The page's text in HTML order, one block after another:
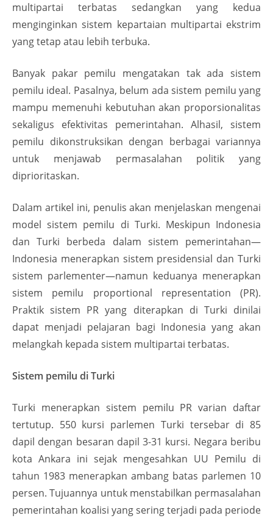
multipartai terbatas sedangkan yang kedua
menginginkan sistem kepartaian multipartai ekstrim
yang tetap atau lebih terbuka.
Banyak pakar pemilu mengatakan tak ada sistem
pemilu ideal. Pasalnya, belum ada sistem pemilu yang
mampu memenuhi kebutuhan akan proporsionalitas
sekaligus efektivitas pemerintahan. Alhasil, sistem
pemilu dikonstruksikan dengan berbagai variannya
untuk menjawab permasalahan politik yang
diprioritaskan.
Dalam artikel ini, penulis akan menjelaskan mengenai
model sistem pemilu di Turki. Meskipun Indonesia
dan Turki berbeda dalam sistem pemerintahan—
Indonesia menerapkan sistem presidensial dan Turki
sistem parlementer—namun keduanya menerapkan
sistem pemilu proportional representation (PR).
Praktik sistem PR yang diterapkan di Turki dinilai
dapat menjadi pelajaran bagi Indonesia yang akan
melangkah kepada sistem multipartai terbatas.
Sistem pemilu di Turki
Turki menerapkan sistem pemilu PR varian daftar
tertutup. 550 kursi parlemen Turki tersebar di 85
dapil dengan besaran dapil 3-31 kursi. Negara beribu
kota Ankara ini sejak mengesahkan UU Pemilu di
tahun 1983 menerapkan ambang batas parlemen 10
persen. Tujuannya untuk menstabilkan permasalahan
pemerintahan koalisi yang sering terjadi pada periode